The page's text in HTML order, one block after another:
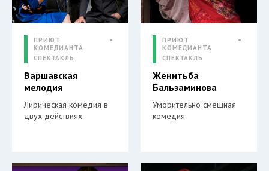
ПРИЮТ
КОМЕДИАНТА
СПЕКТАКЛЬ
Варшавская
мелодия
Лирическая комедия в
двух действиях
ПРИЮТ
КОМЕДИАНТА
СПЕКТАКЛЬ
Женитьба
Бальзаминова
Уморительно смешная
комедия